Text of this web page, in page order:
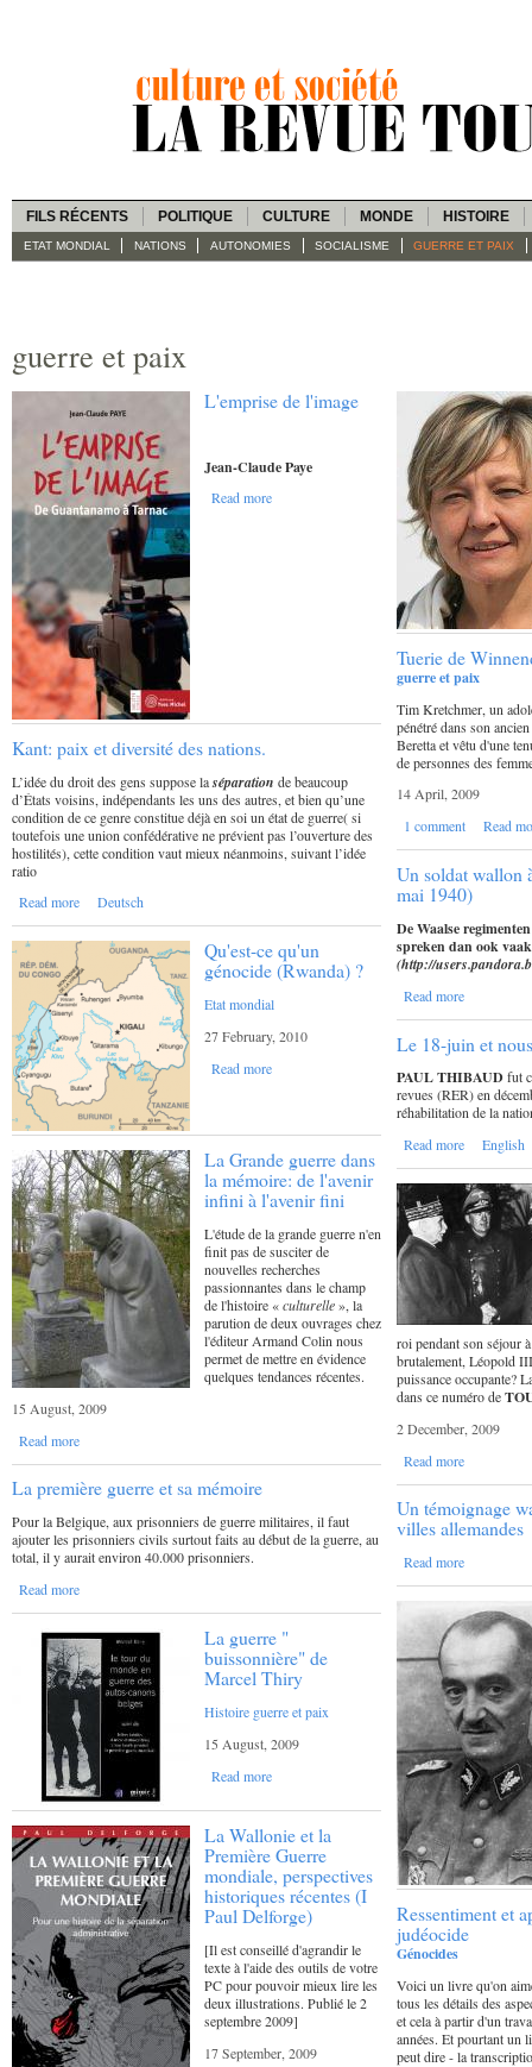
FILS RÉCENTS POLITIQUE CULTURE MONDE HISTOIRE
ETAT MONDIAL NATIONS AUTONOMIES SOCIALISME GUERRE ET PAIX
guerre et paix
L'emprise de l'image
Jean-Claude Paye
Read more
Kant: paix et diversité des nations.
L’idée du droit des gens suppose laséparation de beaucoup
d’États voisins, indépendants les uns des autres, et bien qu’une
condition de ce genre constitue déjà en soi un état de guerre( si
toutefois une union confédérative ne prévient pas l’ouverture des
hostilités), cette condition vaut mieux néanmoins, suivant l’idée
ratio
Read more
Deutsch
Qu'est-ce qu'un
génocide (Rwanda) ?
Etat mondial
27 February, 2010
Read more
La Grande guerre dans
la mémoire: de l'avenir
infini à l'avenir fini
L'étude de la grande guerre n'en
finit pas de susciter de
nouvelles recherches
passionnantes dans le champ
de l'histoire «culturelle», la
parution de deux ouvrages chez
l'éditeur Armand Colin nous
permet de mettre en évidence
quelques tendances récentes.
15 August, 2009
Read more
La première guerre et sa mémoire
Pour la Belgique, aux prisonniers de guerre militaires, il faut
ajouter les prisonniers civils surtout faits au début de la guerre, au
total, il y aurait environ 40.000 prisonniers.
Read more
La guerre "
buissonnière" de
Marcel Thiry
Histoire guerre et paix
15 August, 2009
Read more
La Wallonie et la
Première Guerre
mondiale, perspectives
historiques récentes (I
Paul Delforge)
[Il est conseillé d'agrandir le
texte à l'aide des outils de votre
PC pour pouvoir mieux lire les
deux illustrations. Publié le 2
septembre 2009]
17 September, 2009
Tuerie de
guerre et paix
Tim Kretchmer, un
pénétré dans son
Beretta et vêtu d'une
de personnes des
14 April, 2009
1 comment
Read
Un soldat wallon
mai 1940)
De Waalse
spreken dan ook
(http://
Read more
Le 18-juin et
PAUL THIBAUD fut
revues (RER) en
réhabilitation de la
Read more
English
roi pendant son séjour
brutalement, Léopold
puissance occupante?
dans ce numéro de
2 December, 2009
Read more
Un témoignage
villes allemandes
Read more
Ressentiment et
judéocide
Génocides
Voici un livre qu'on
tous les détails des
et cela à partir d'un
années. Et pourtant un
peut dire - la